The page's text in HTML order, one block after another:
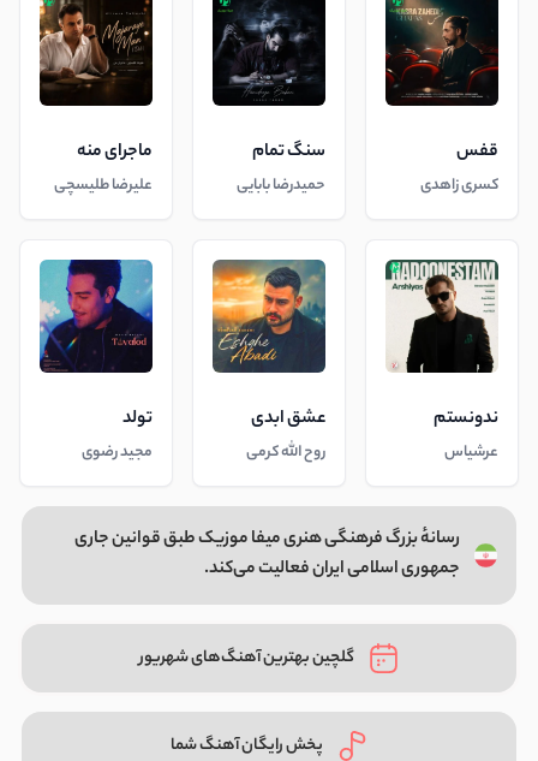
قفس
کسری زاهدی
سنگ تمام
حمیدرضا بابایی
ماجرای منه
علیرضا طلیسچی
ندونستم
عرشیاس
عشق ابدی
روح الله کرمی
تولد
مجید رضوی
رسانهٔ بزرگ فرهنگی هنری میفا موزیک طبق قوانین جاری
جمهوری اسلامی ایران فعالیت می‌کند.
گلچین بهترین آهنگ‌های شهریور
پخش رایگان آهنگ شما